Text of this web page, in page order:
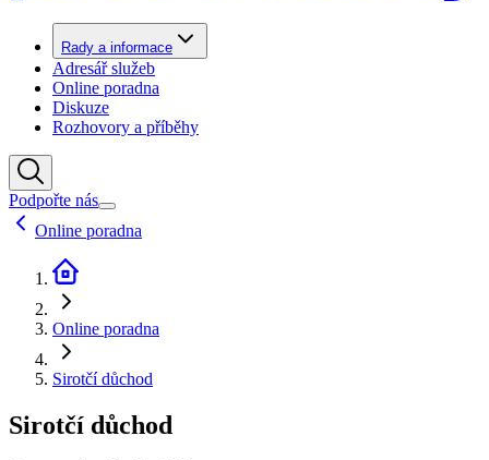
Rady a informace
Adresář služeb
Online poradna
Diskuze
Rozhovory a příběhy
Podpořte nás
Online poradna
Online poradna
Sirotčí důchod
Sirotčí důchod